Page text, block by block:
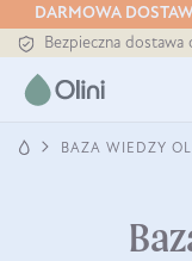
DARMOWA
Bezpieczna dostawa
Darmowa dostawa
Tłoczony zawsze na
BAZA WIEDZY